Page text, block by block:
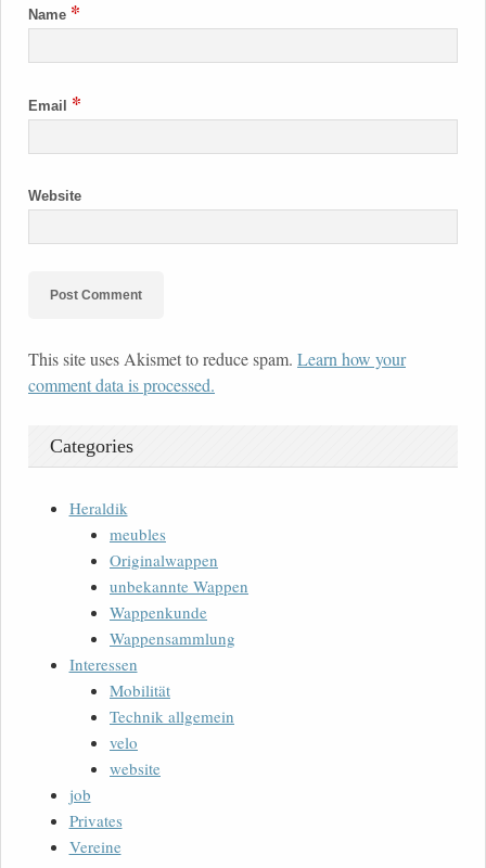
Name *
Email *
Website
This site uses Akismet to reduce spam. Learn how your
comment data is processed.
Categories
Heraldik
meubles
Originalwappen
unbekannte Wappen
Wappenkunde
Wappensammlung
Interessen
Mobilität
Technik allgemein
velo
website
job
Privates
Vereine